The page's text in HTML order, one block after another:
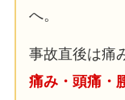
へ。
事故直後は痛
痛み・頭痛・